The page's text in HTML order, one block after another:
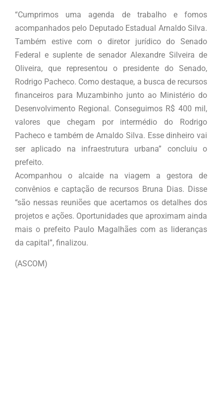
“Cumprimos uma agenda de trabalho e fomos
acompanhados pelo Deputado Estadual Arnaldo Silva.
Também estive com o diretor jurídico do Senado
Federal e suplente de senador Alexandre Silveira de
Oliveira, que representou o presidente do Senado,
Rodrigo Pacheco. Como destaque, a busca de recursos
financeiros para Muzambinho junto ao Ministério do
Desenvolvimento Regional. Conseguimos R$ 400 mil,
valores que chegam por intermédio do Rodrigo
Pacheco e também de Arnaldo Silva. Esse dinheiro vai
ser aplicado na infraestrutura urbana” concluiu o
prefeito.
Acompanhou o alcaide na viagem a gestora de
convênios e captação de recursos Bruna Dias. Disse
“são nessas reuniões que acertamos os detalhes dos
projetos e ações. Oportunidades que aproximam ainda
mais o prefeito Paulo Magalhães com as lideranças
da capital”, finalizou.
(ASCOM)